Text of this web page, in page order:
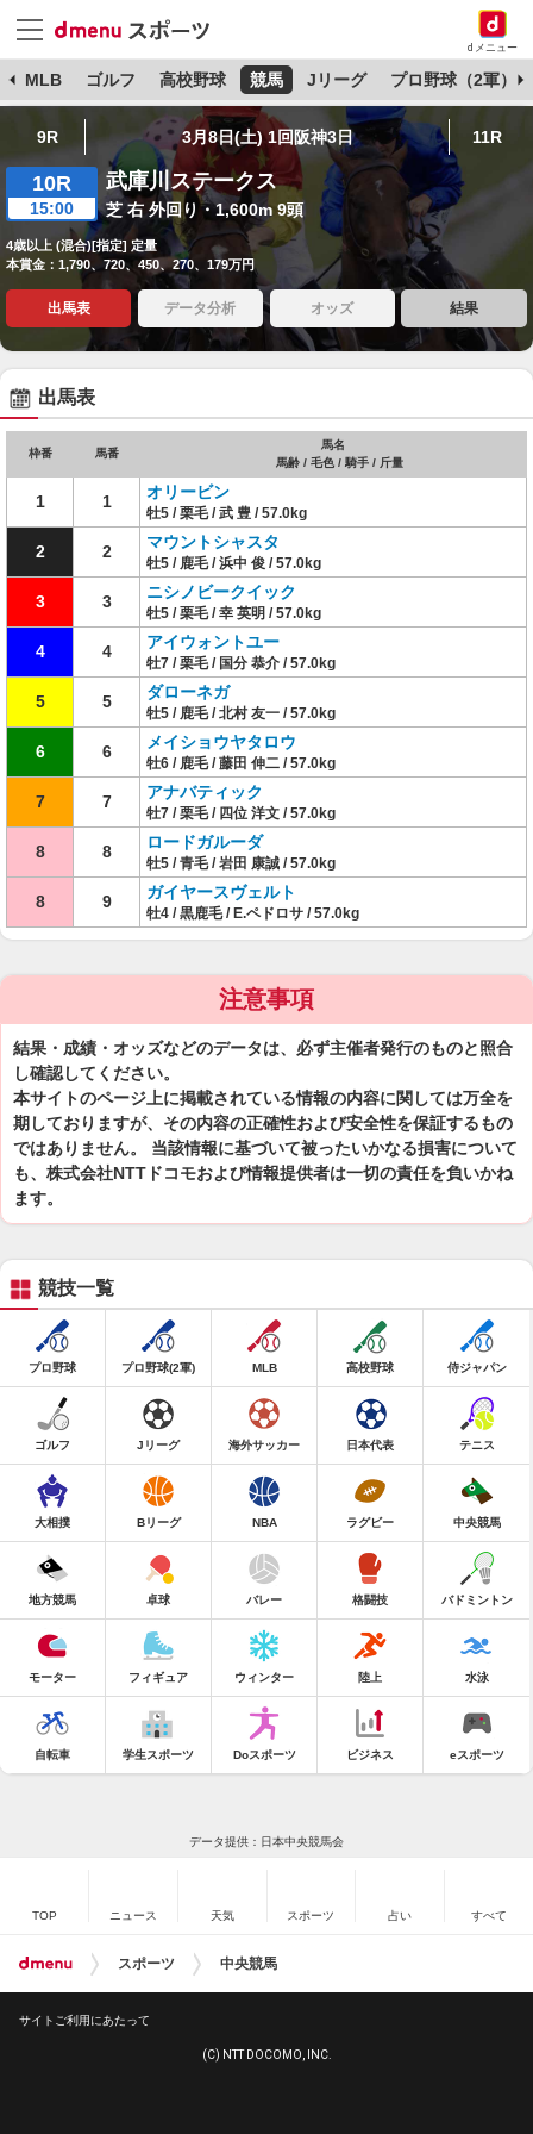
dメニュー
MLB ゴルフ 高校野球 競馬 Jリーグ プロ野球（2軍）
9R 3月8日(土) 1回阪神3日 11R
10R
15:00
武庫川ステークス
芝 右 外回り・1,600m 9頭
4歳以上 (混合)[指定] 定量
本賞金：1,790、720、450、270、179万円
出馬表 データ分析 オッズ 結果
出馬表
枠番 馬番
馬名
馬齢 / 毛色 / 騎手 / 斤量
1 1 オリービン
牡5 / 栗毛 / 武 豊 / 57.0kg
2 2 マウントシャスタ
牡5 / 鹿毛 / 浜中 俊 / 57.0kg
3 3 ニシノビークイック
牡5 / 栗毛 / 幸 英明 / 57.0kg
4 4 アイウォントユー
牡7 / 栗毛 / 国分 恭介 / 57.0kg
5 5 ダローネガ
牡5 / 鹿毛 / 北村 友一 / 57.0kg
6 6 メイショウヤタロウ
牡6 / 鹿毛 / 藤田 伸二 / 57.0kg
7 7 アナバティック
牡7 / 栗毛 / 四位 洋文 / 57.0kg
8 8 ロードガルーダ
牡5 / 青毛 / 岩田 康誠 / 57.0kg
8 9 ガイヤースヴェルト
牡4 / 黒鹿毛 / E.ペドロサ / 57.0kg
注意事項
結果・成績・オッズなどのデータは、必ず主催者発行のものと照合
し確認してください。
本サイトのページ上に掲載されている情報の内容に関しては万全を
期しておりますが、その内容の正確性および安全性を保証するもの
ではありません。 当該情報に基づいて被ったいかなる損害について
も、株式会社NTTドコモおよび情報提供者は一切の責任を負いかね
ます。
競技一覧
プロ野球 プロ野球(2軍) MLB 高校野球 侍ジャパン
ゴルフ Jリーグ 海外サッカー 日本代表 テニス
大相撲 Bリーグ NBA ラグビー 中央競馬
地方競馬 卓球 バレー 格闘技 バドミントン
モーター フィギュア ウィンター 陸上 水泳
自転車 学生スポーツ Doスポーツ ビジネス eスポーツ
データ提供：日本中央競馬会
TOP ニュース 天気 スポーツ 占い すべて
スポーツ 中央競馬
サイトご利用にあたって
(C) NTT DOCOMO, INC.